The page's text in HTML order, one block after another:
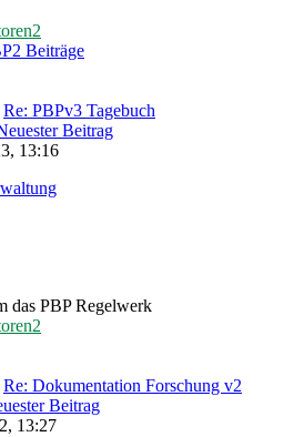
Beiträge
Re: PBPv3 Tagebuch
Beitrag
13:16
das PBP Regelwerk
Re: Dokumentation Forschung v2
Beitrag
13:27